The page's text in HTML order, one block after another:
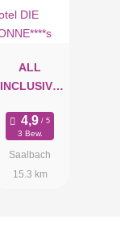
ALL
INCLUSIVE
SONNE****s
3 Bew.
Saalbach
15.3 km